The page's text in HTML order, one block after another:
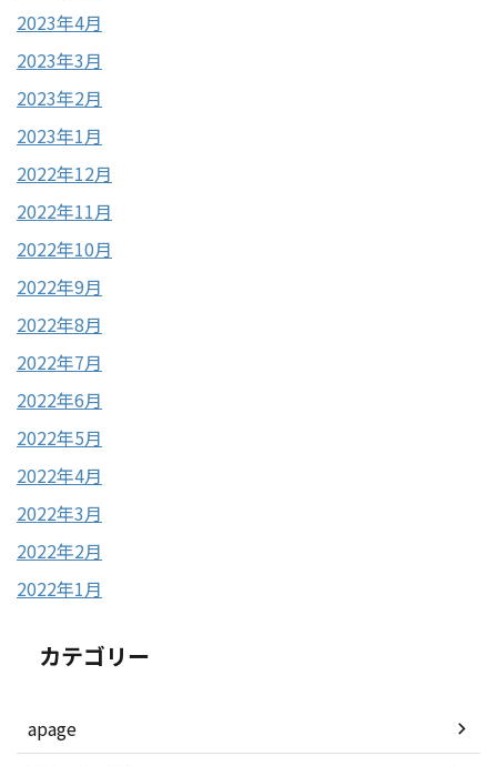
2023年4月
2023年3月
2023年2月
2023年1月
2022年12月
2022年11月
2022年10月
2022年9月
2022年8月
2022年7月
2022年6月
2022年5月
2022年4月
2022年3月
2022年2月
2022年1月
カテゴリー
apage